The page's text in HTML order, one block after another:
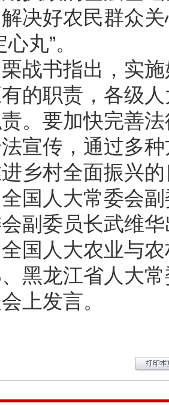
决好农民群众
丸”。
书指出，实施
的职责，各级
。要加快完善
宣传，通过多
乡村全面振兴
人大常委会副
副委员长武维
人大农业与农
黑龙江省人大
上发言。